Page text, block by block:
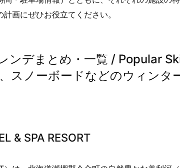
画にぜひお役立てください。
ンデまとめ・一覧 / Popular
スノーボードなどのウィンタ
& SPA RESORT